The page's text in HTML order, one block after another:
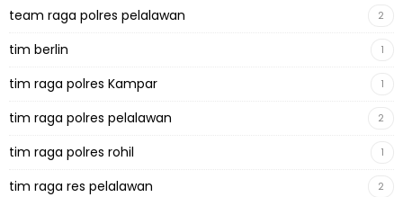
team raga polres pelalawan 2
tim berlin 1
tim raga polres Kampar 1
tim raga polres pelalawan 2
tim raga polres rohil 1
tim raga res pelalawan 2